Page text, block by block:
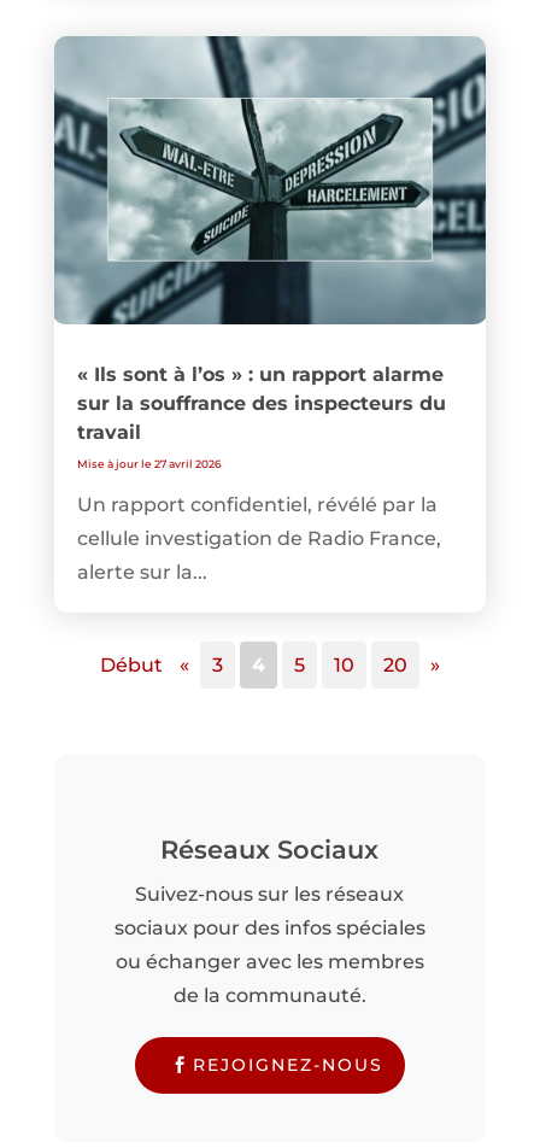
« Ils sont à l’os » : un rapport alarme
sur la souffrance des inspecteurs du
travail
Mise à jour le 27 avril 2026
Un rapport confidentiel, révélé par la
cellule investigation de Radio France,
alerte sur la...
Début « 3 4 5 10 20 »
Réseaux Sociaux
Suivez-nous sur les réseaux
sociaux pour des infos spéciales
ou échanger avec les membres
de la communauté.
REJOIGNEZ-NOUS